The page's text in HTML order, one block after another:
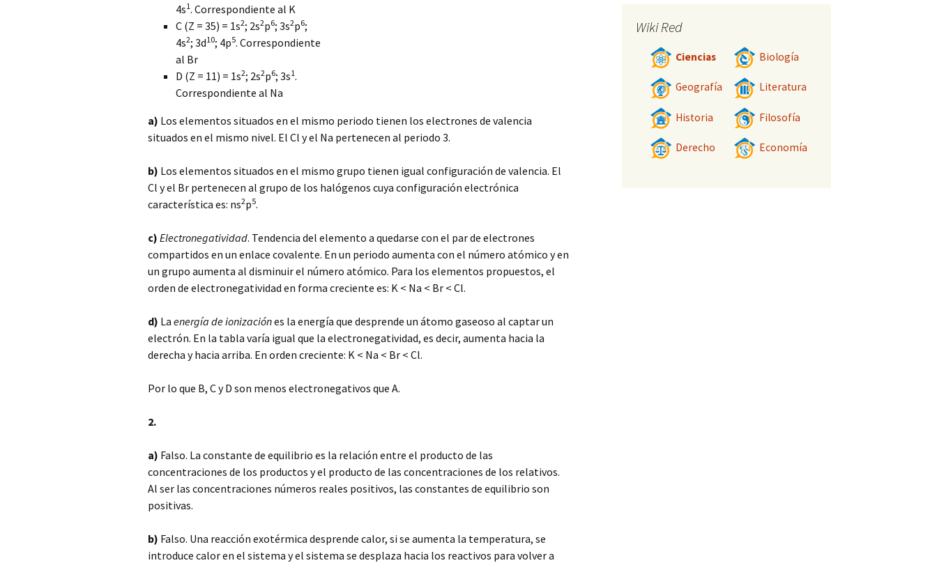
4s1. Correspondiente al K
C (Z = 35) = 1s2; 2s2p6; 3s2p6;
4s2; 3d10; 4p5. Correspondiente
al Br
D (Z = 11) = 1s2; 2s2p6; 3s1.
Correspondiente al Na
a) Los elementos situados en el mismo periodo tienen los electrones de valencia
situados en el mismo nivel. El Cl y el Na pertenecen al periodo 3.
b) Los elementos situados en el mismo grupo tienen igual configuración de valencia. El
Cl y el Br pertenecen al grupo de los halógenos cuya configuración electrónica
característica es: ns2p5.
c) Electronegatividad. Tendencia del elemento a quedarse con el par de electrones
compartidos en un enlace covalente. En un periodo aumenta con el número atómico y en
un grupo aumenta al disminuir el número atómico. Para los elementos propuestos, el
orden de electronegatividad en forma creciente es: K < Na < Br < Cl.
d) La energía de ionizaciónes la energía que desprende un átomo gaseoso al captar un
electrón. En la tabla varía igual que la electronegatividad, es decir, aumenta hacia la
derecha y hacia arriba. En orden creciente: K < Na < Br < Cl.
Por lo que B, C y D son menos electronegativos que A.
2.
a) Falso. La constante de equilibrio es la relación entre el producto de las
concentraciones de los productos y el producto de las concentraciones de los relativos.
Al ser las concentraciones números reales positivos, las constantes de equilibrio son
positivas.
b) Falso. Una reacción exotérmica desprende calor, si se aumenta la temperatura, se
introduce calor en el sistema y el sistema se desplaza hacia los reactivos para volver a
Wiki Red
Ciencias Biología
Geografía Literatura
Historia Filosofía
Derecho Economía